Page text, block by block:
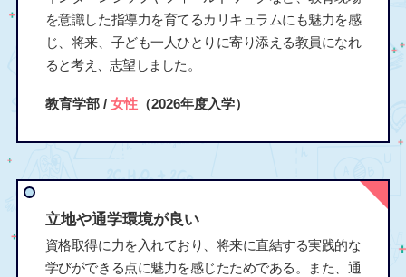
を意識した指導力を育てるカリキュラムにも魅力を感
じ、将来、子ども一人ひとりに寄り添える教員になれ
ると考え、志望しました。
教育学部 / 女性（2026年度入学）
立地や通学環境が良い
資格取得に力を入れており、将来に直結する実践的な
学びができる点に魅力を感じたためである。また、通